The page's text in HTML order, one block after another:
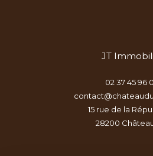
JT
02 37 45 96
15 rue de la
28200